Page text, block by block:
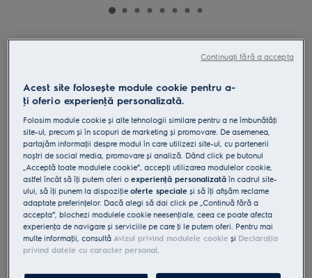
Hotă șemineu 500 ExtractionTech
600 m³/h 60 cm inox
4.7 (162)
Fișa cu informaţii despre produs
Beneficii
Hotă încorporată rapidă și puternică pentru aer curat și proaspăt în
bucătărie.
ExtractionTech Plus curăță rapid aerul din bucătărie.
Pure Illumination. Vizibilitate maximă în timpul gătitului.
Filtru de grăsime fiabil și lavabil la mașina de spălat vase pentru
hota ta.
Acest site folosește module cookie pentru a-
ţi oferi o experienţă personalizată.
Folosim module cookie și alte tehnologii similare pentru a ne îmbunătăţi
site-ul, precum și în scopuri de marketing și promovare. De asemenea,
partajăm informaţii despre modul în care utilizezi site-ul, cu partenerii
noștri de social media, promovare și analiză. Dând click pe butonul
„Acceptă toate modulele cookie”, accepţi utilizarea modulelor cookie,
astfel încât să îţi putem oferi oexperienţă personalizată în cadrul site-
ului, să îţi punem la dispoziţieoferte speciale și să îţi afișăm reclame
adaptate preferinţelor. Dacă alegi să dai click pe „Continuă fără a
accepta”, blochezi modulele cookie neesenţiale, ceea ce poate afecta
experienţa de navigare și serviciile pe care ţi le putem oferi. Pentru mai
multe informaţii, consultă Avizul privind modulele cookie și Declaraţia
privind datele cu caracter personal.
Continuați fără a accepta